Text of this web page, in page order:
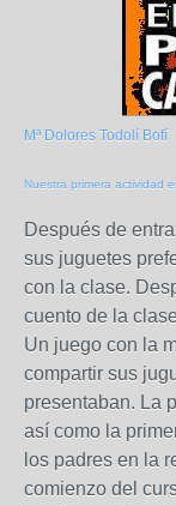
Mª Dolores Todolí Bofí
Nuestra primera actividad
Después de
sus juguetes
con la clase.
cuento de la
Un juego con la
compartir sus
presentaban. La
así como la
los padres en la
comienzo del